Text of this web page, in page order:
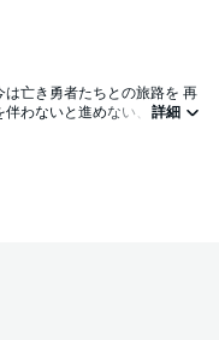
詳細